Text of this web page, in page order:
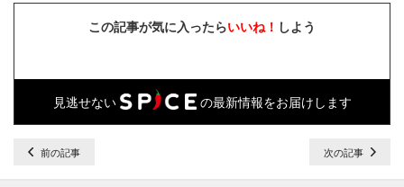
この記事が気に入ったらいいね！ しよう
見逃せない の最新情報をお届けします
前の記事 次の記事